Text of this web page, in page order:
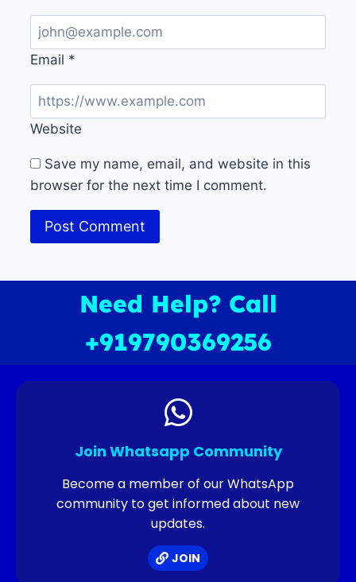
Email *
Website
Save my name, email, and website in this
browser for the next time I comment.
Need Help? Call
+919790369256
Join Whatsapp Community
Become a member of our WhatsApp
community to get informed about new
updates.
JOIN